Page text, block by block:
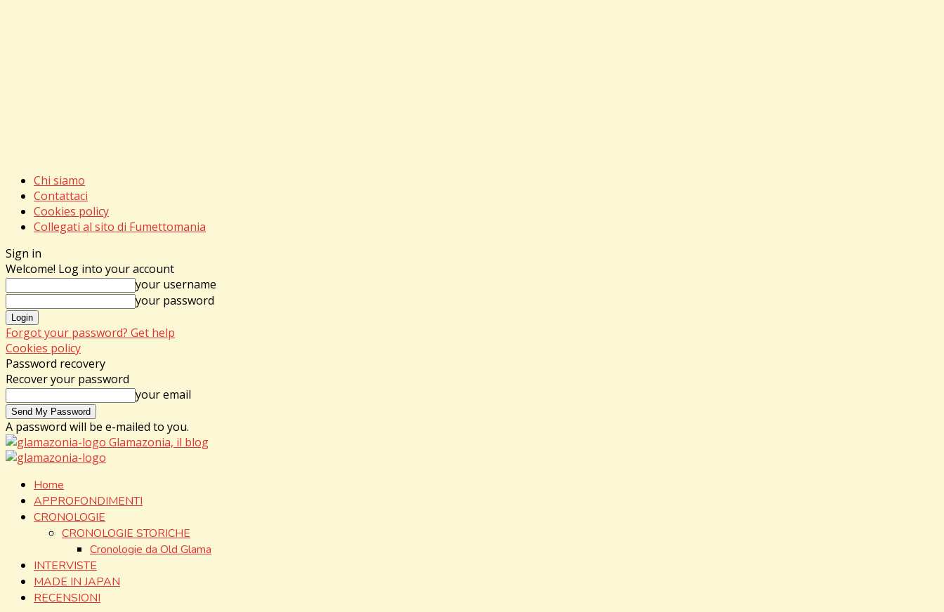
Chi siamo
Contattaci
Cookies policy
Collegati al sito di Fumettomania
Sign in
Welcome! Log into your account
your username
your password
Forgot your password? Get help
Cookies policy
Password recovery
Recover your password
your email
A password will be e-mailed to you.
Glamazonia, il blog
Home
APPROFONDIMENTI
CRONOLOGIE
CRONOLOGIE STORICHE
Cronologie da Old Glama
INTERVISTE
MADE IN JAPAN
RECENSIONI